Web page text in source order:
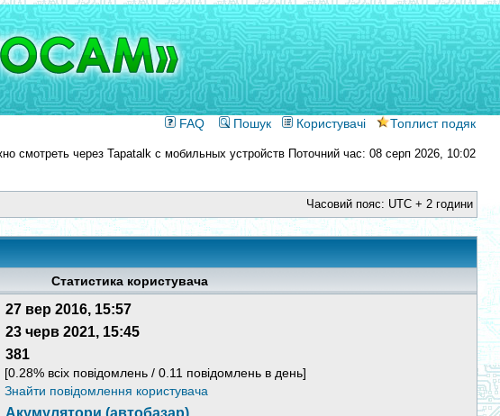
FAQ Пошук Користувачі Топлист подяк
Поточний час: 08 серп 2026, 10:02
Часовий пояс: UTC + 2 години
Статистика користувача
27 вер 2016, 15:57
23 черв 2021, 15:45
381
[0.28% всіх повідомлень / 0.11 повідомлень в день]
Знайти повідомлення користувача
Акумулятори (автобазар)